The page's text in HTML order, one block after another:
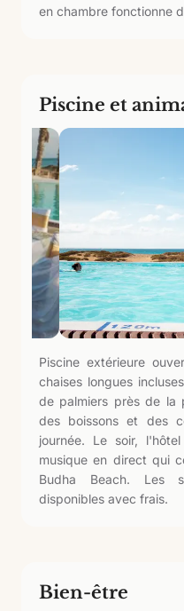
en chambre fonctionne
Piscine et
Piscine extérieure
chaises longues
de palmiers près de la
des boissons et des
journée. Le soir,
musique en direct qui
Budha Beach. Les
disponibles avec frais.
Bien-être